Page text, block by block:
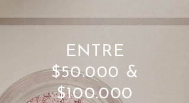
ENTRE
$50.000 &
$100.000